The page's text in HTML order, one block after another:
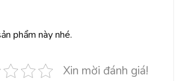
phẩm này nhé.
Xin mời đánh giá!